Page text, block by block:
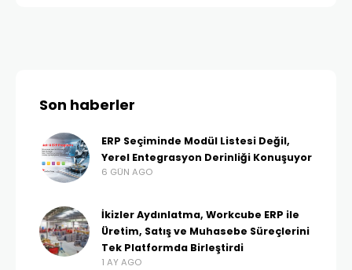
Son haberler
ERP Seçiminde Modül Listesi Değil,
Yerel Entegrasyon Derinliği Konuşuyor
6 GÜN AGO
İkizler Aydınlatma, Workcube ERP ile
Üretim, Satış ve Muhasebe Süreçlerini
Tek Platformda Birleştirdi
1 AY AGO